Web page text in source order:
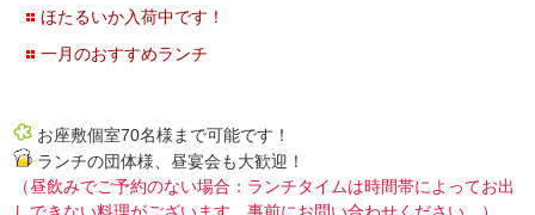
ほたるいか入荷中です！
一月のおすすめランチ
お座敷個室70名様まで可能です！
ランチの団体様、昼宴会も大歓迎！
（昼飲みでご予約のない場合：ランチタイムは時間帯によってお出